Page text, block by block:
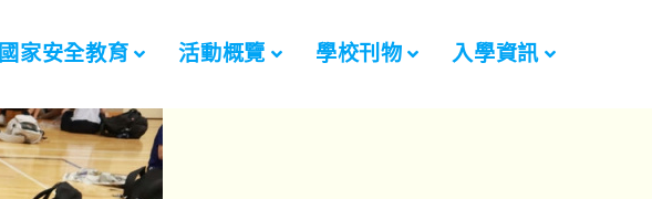
國家安全教育 活動概覽 學校刊物 入學資訊